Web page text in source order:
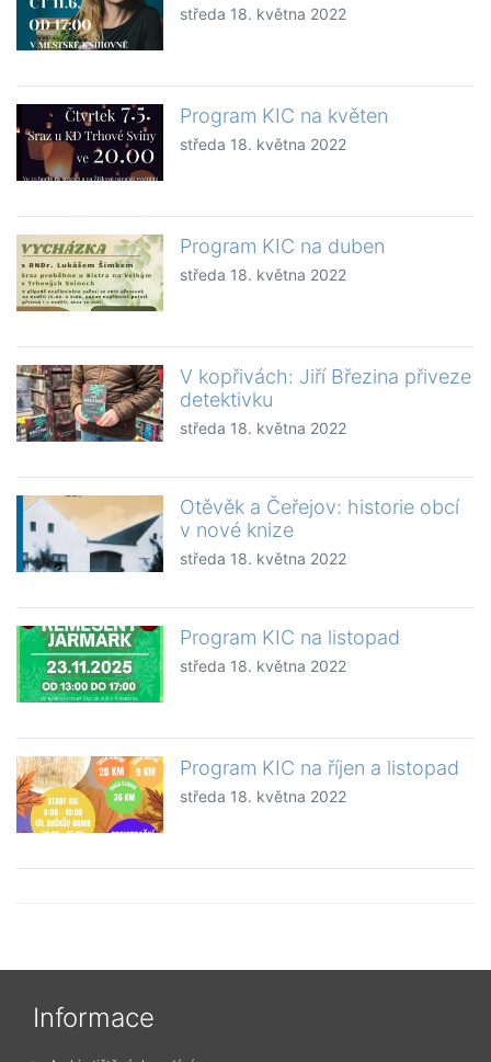
středa 18. května 2022
Program KIC na květen
středa 18. května 2022
Program KIC na duben
středa 18. května 2022
V kopřivách: Jiří Březina přiveze
detektivku
středa 18. května 2022
Otěvěk a Čeřejov: historie obcí
v nové knize
středa 18. května 2022
Program KIC na listopad
středa 18. května 2022
Program KIC na říjen a listopad
středa 18. května 2022
Informace